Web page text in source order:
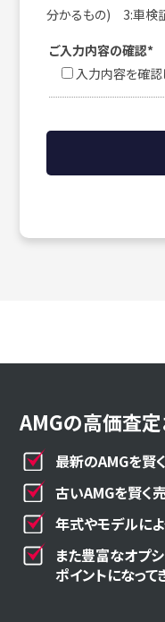
分かるもの) 3:車検
ご入力内容の確認*
入力内容を確認
AMGの高価査定
最新のAMGを賢
古いAMGを賢く
年式やモデルによ
また豊富なオプ
ポイントになって